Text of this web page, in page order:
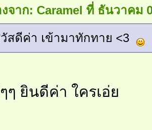
จาก: Caramel ที่ ธันวาคม
สดีค่า เข้ามาทักทาย <3
ๆๆ ยินดีค่า ใครเอ่ย